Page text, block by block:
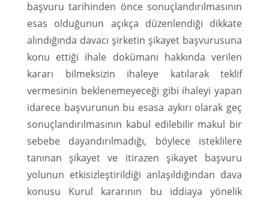
başvuru tarihinden önce sonuçlandırılmasının
esas olduğunun açıkça düzenlendiği dikkate
alındığında davacı şirketin şikayet başvurusuna
konu ettiği ihale dokümanı hakkında verilen
kararı bilmeksizin ihaleye katılarak teklif
vermesinin beklenemeyeceği gibi ihaleyi yapan
idarece başvurunun bu esasa aykırı olarak geç
sonuçlandırılmasının kabul edilebilir makul bir
sebebe dayandırılmadığı, böylece isteklilere
tanınan şikayet ve itirazen şikayet başvuru
yolunun etkisizleştirildiği anlaşıldığından dava
konusu Kurul kararının bu iddiaya yönelik